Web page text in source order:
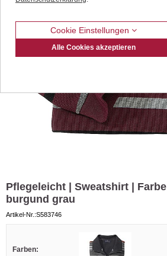
Pflegeleicht | Sweatshirt | Farbe
burgund grau
Artikel-Nr.:S583746
Farben:
Cookie Einstellungen
Alle Cookies akzeptieren